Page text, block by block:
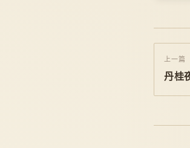
上一篇
丹桂